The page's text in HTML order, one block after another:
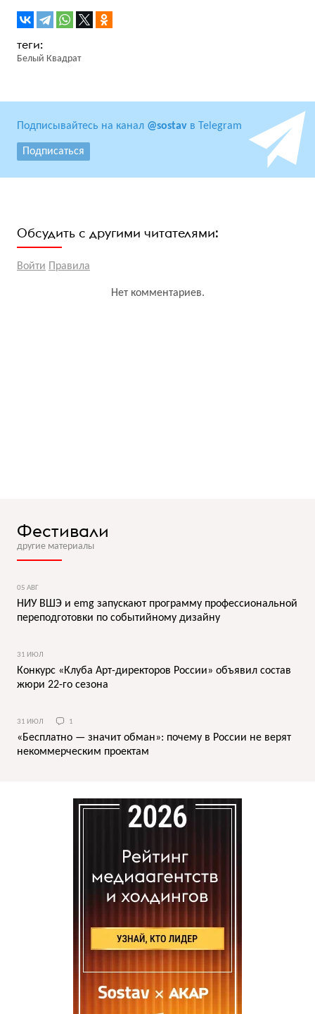
Белый Квадрат
Подписывайтесь на канал @sostav в Telegram
Подписаться
Обсудить с другими читателями:
Войти Правила
Нет комментариев.
Фестивали
другие материалы
05 АВГ
НИУ ВШЭ и emg запускают программу профессиональной
переподготовки по событийному дизайну
31 ИЮЛ
Конкурс «Клуба Арт-директоров России» объявил состав
жюри 22-го сезона
31 ИЮЛ 1
«Бесплатно — значит обман»: почему в России не верят
некоммерческим проектам